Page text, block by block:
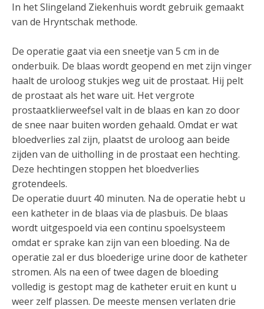
In het Slingeland Ziekenhuis wordt gebruik gemaakt
van de Hryntschak methode.
De operatie gaat via een sneetje van 5 cm in de
onderbuik. De blaas wordt geopend en met zijn vinger
haalt de uroloog stukjes weg uit de prostaat. Hij pelt
de prostaat als het ware uit. Het vergrote
prostaatklierweefsel valt in de blaas en kan zo door
de snee naar buiten worden gehaald. Omdat er wat
bloedverlies zal zijn, plaatst de uroloog aan beide
zijden van de uitholling in de prostaat een hechting.
Deze hechtingen stoppen het bloedverlies
grotendeels.
De operatie duurt 40 minuten. Na de operatie hebt u
een katheter in de blaas via de plasbuis. De blaas
wordt uitgespoeld via een continu spoelsysteem
omdat er sprake kan zijn van een bloeding. Na de
operatie zal er dus bloederige urine door de katheter
stromen. Als na een of twee dagen de bloeding
volledig is gestopt mag de katheter eruit en kunt u
weer zelf plassen. De meeste mensen verlaten drie